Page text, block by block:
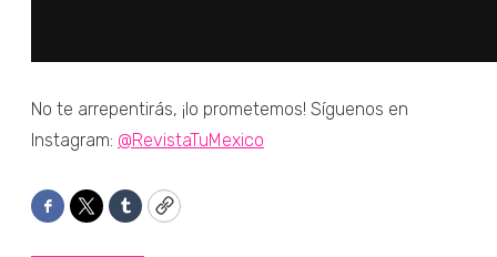
No te arrepentirás, ¡lo prometemos! Síguenos en
Instagram: @RevistaTuMexico
Facebook
TwitterTumblrCopy